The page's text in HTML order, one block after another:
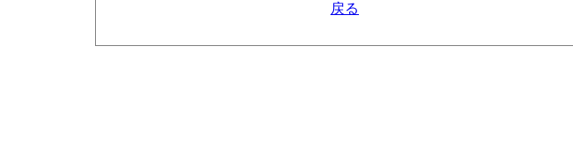
戻る